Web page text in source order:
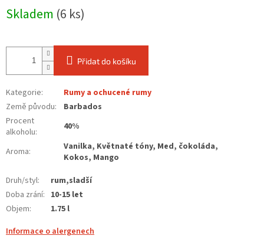
Skladem (6 ks)
Přidat do košíku
Kategorie:
Rumy a ochucené rumy
Země původu:
Barbados
Procent
alkoholu: 40%
Aroma:
Vanilka, Květnaté tóny, Med, čokoláda,
Kokos, Mango
Druh/styl:
rum,sladší
Doba zrání: 10-15 let
Objem:
1.75 l
Informace o alergenech